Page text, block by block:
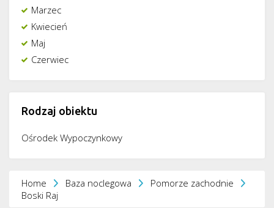
Marzec
Kwiecień
Maj
Czerwiec
Rodzaj obiektu
Ośrodek Wypoczynkowy
Home Baza noclegowa
Pomorze zachodnie
Boski Raj